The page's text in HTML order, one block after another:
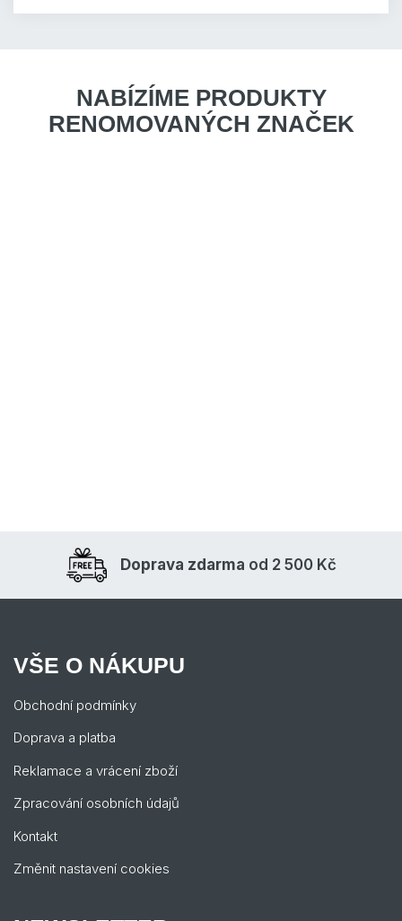
NABÍZÍME PRODUKTY
RENOMOVANÝCH ZNAČEK
Doprava zdarma od 2 500 Kč
VŠE O NÁKUPU
Obchodní podmínky
Doprava a platba
Reklamace a vrácení zboží
Zpracování osobních údajů
Kontakt
Změnit nastavení cookies